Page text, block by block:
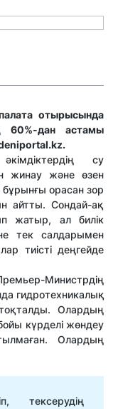
отырысында
60%-дан астамы
су
жинау және өзен
орасан зор
айтты. Сондай-ақ
жатыр, ал билік
тек салдарымен
тиісті деңгейде
гидротехникалық
Олардың
күрделі жөндеу
Олардың
тексерудің